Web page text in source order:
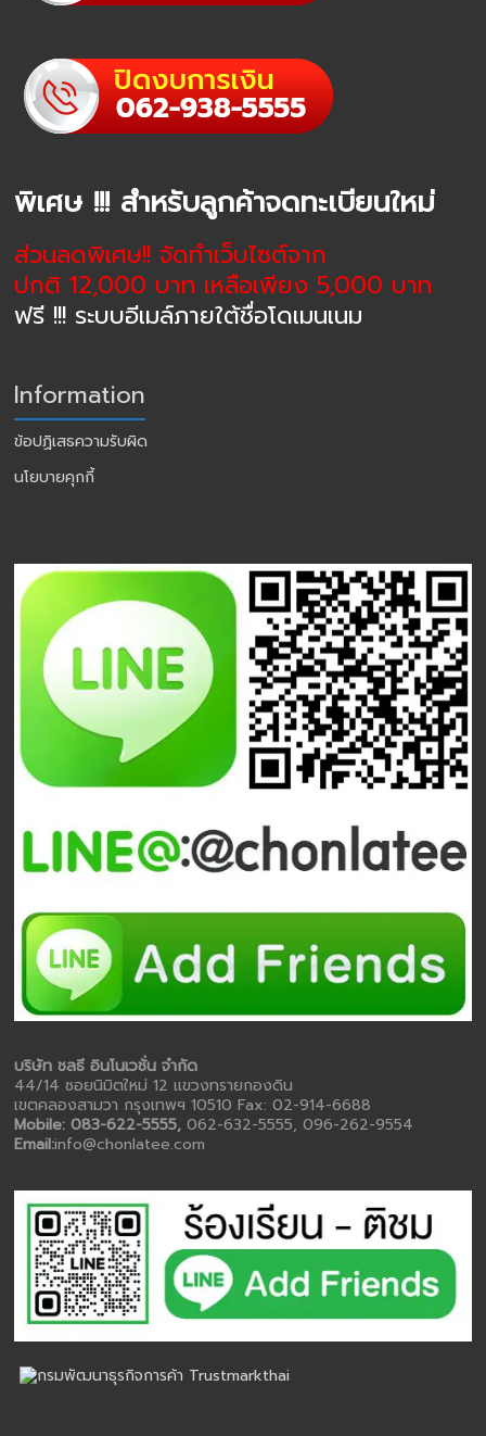
พิเศษ !!! สำหรับลูกค้าจดทะเบียนใหม่
ส่วนลดพิเศษ!! จัดทำเว็บไซต์จาก
ปกติ 12,000 บาท เหลือเพียง 5,000 บาท
ฟรี !!! ระบบอีเมล์ภายใต้ชื่อโดเมนเนม
Information
ข้อปฏิเสธความรับผิด
นโยบายคุกกี้
บริษัท ชลธี อินโนเวชั่น จำกัด
44/14 ซอยนิมิตใหม่ 12 แขวงทรายกองดิน
เขตคลองสามวา กรุงเทพฯ 10510 Fax: 02-914-6688
Mobile: 083-622-5555,062-632-5555, 096-262-9554
Email:info@chonlatee.com